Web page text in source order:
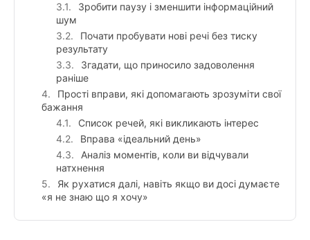
Зробити паузу і зменшити інформаційний
шум
Почати пробувати нові речі без тиску
результату
Згадати, що приносило задоволення
раніше
Прості вправи, які допомагають зрозуміти свої
бажання
Список речей, які викликають інтерес
Вправа «ідеальний день»
Аналіз моментів, коли ви відчували
натхнення
Як рухатися далі, навіть якщо ви досі думаєте
«я не знаю що я хочу»